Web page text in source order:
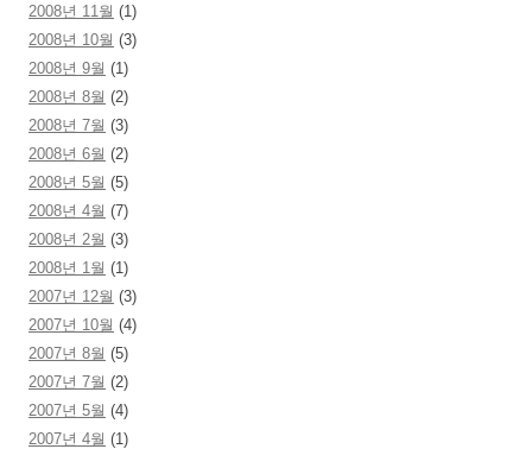
2008년 11월 (1)
2008년 10월 (3)
2008년 9월 (1)
2008년 8월 (2)
2008년 7월 (3)
2008년 6월 (2)
2008년 5월 (5)
2008년 4월 (7)
2008년 2월 (3)
2008년 1월 (1)
2007년 12월 (3)
2007년 10월 (4)
2007년 8월 (5)
2007년 7월 (2)
2007년 5월 (4)
2007년 4월 (1)